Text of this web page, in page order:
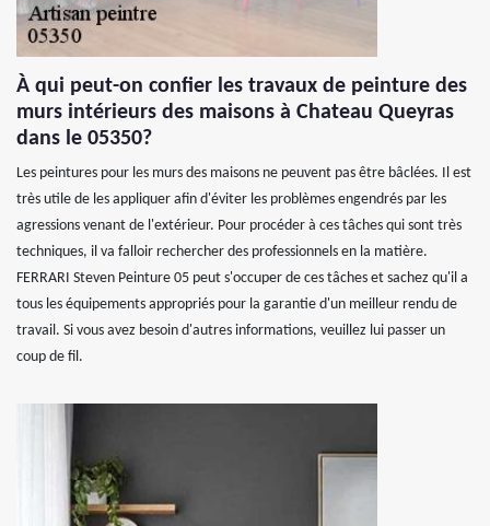
À qui peut-on confier les travaux de peinture des
murs intérieurs des maisons à Chateau Queyras
dans le 05350?
Les peintures pour les murs des maisons ne peuvent pas être bâclées. Il est
très utile de les appliquer afin d'éviter les problèmes engendrés par les
agressions venant de l'extérieur. Pour procéder à ces tâches qui sont très
techniques, il va falloir rechercher des professionnels en la matière.
FERRARI Steven Peinture 05 peut s'occuper de ces tâches et sachez qu'il a
tous les équipements appropriés pour la garantie d'un meilleur rendu de
travail. Si vous avez besoin d'autres informations, veuillez lui passer un
coup de fil.